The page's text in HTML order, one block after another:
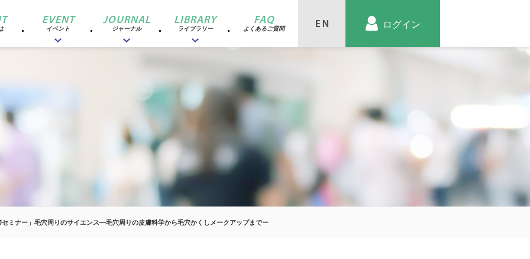
ログイン
EVENT
イベント
JOURNAL
ジャーナル
LIBRARY
ライブラリー
FAQ
よくあるご質問
セミナー」毛穴周りのサイエンス―毛穴周りの皮膚科学から毛穴かくしメークアップまでー